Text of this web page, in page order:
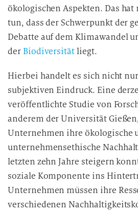
ökologischen Aspekten. Das
tun, dass der Schwerpunkt der
Debatte auf dem Klimawandel
derBiodiversitätliegt.
Hierbei handelt es sich nicht
subjektiven Eindruck. Eine
veröffentlichte Studie von
anderem der Universität
Unternehmen ihre ökologische
unternehmensethische
letzten zehn Jahre steigern
soziale Komponente ins
Unternehmen müssen ihre
verschiedenen